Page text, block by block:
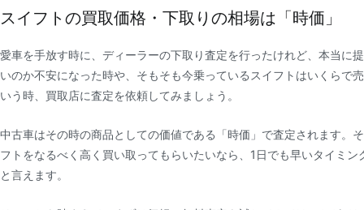
スイフトの買取価格・下取りの相場は「時価」
愛車を手放す時に、ディーラーの下取り査定を行ったけれど、本当に
いのか不安になった時や、そもそも今乗っているスイフトはいくらで
いう時、買取店に査定を依頼してみましょう。
中古車はその時の商品としての価値である「時価」で査定されます。
フトをなるべく高く買い取ってもらいたいなら、1日でも早いタイミン
と言えます。